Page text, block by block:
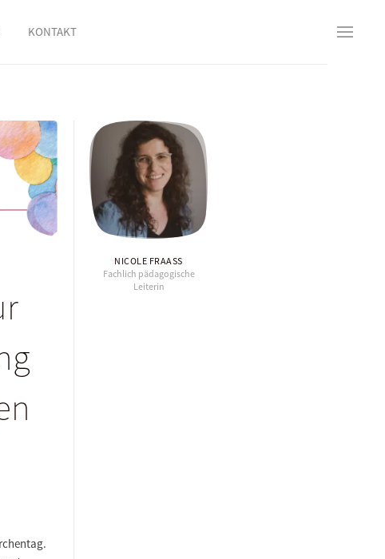
KONTAKT
NICOLE FRAASS
Fachlich pädagogische
Leiterin